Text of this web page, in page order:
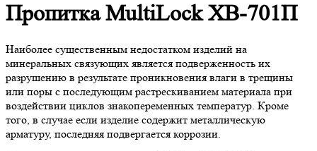
Пропитка MultiLock ХВ-701П
Наиболее существенным недостатком изделий на
минеральных связующих является подверженность их
разрушению в результате проникновения влаги в трещины
или поры с последующим растрескиванием материала при
воздействии циклов знакопеременных температур. Кроме
того, в случае если изделие содержит металлическую
арматуру, последняя подвергается коррозии.